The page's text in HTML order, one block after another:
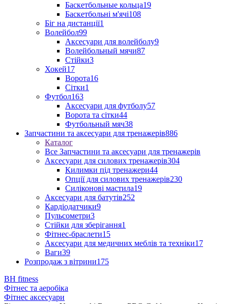
Баскетбольные кольца19
Баскетбольні м'ячі108
Біг на дистанції1
Волейбол99
Аксесуари для волейболу9
Волейбольный мячи87
Стійки3
Хокей17
Ворота16
Сітки1
Футбол163
Аксесуари для футболу57
Ворота та сітки44
Футбольный мяч38
Запчастини та аксесуари для тренажерів886
Каталог
Все Запчастини та аксесуари для тренажерів
Аксесуари для силових тренажерів304
Килимки під тренажери44
Опції для силових тренажерів230
Силіконові мастила19
Аксесуари для батутів252
Кардіодатчики9
Пульсометри3
Стійки для зберігання1
Фітнес-браслети15
Аксесуари для медичних меблів та техніки17
Ваги39
Розпродаж з вітрини175
BH fitness
Фітнес та аеробіка
Фітнес аксесуари